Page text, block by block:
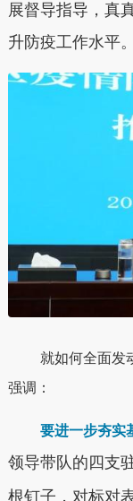
展督导指导，真
升防疫工作水平。
就如何全面发
强调：
要进一步夯实
领导带队的 四支
根钉子，对标对